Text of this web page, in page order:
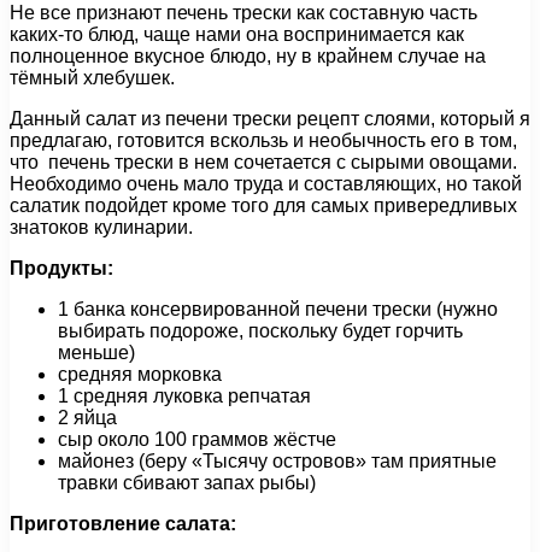
Не все признают печень трески как составную часть
каких-то блюд, чаще нами она воспринимается как
полноценное вкусное блюдо, ну в крайнем случае на
тёмный хлебушек.
Данный салат из печени трески рецепт слоями, который я
предлагаю, готовится вскользь и необычность его в том,
что печень трески в нем сочетается с сырыми овощами.
Необходимо очень мало труда и составляющих, но такой
салатик подойдет кроме того для самых привередливых
знатоков кулинарии.
Продукты:
1 банка консервированной печени трески (нужно
выбирать подороже, поскольку будет горчить
меньше)
средняя морковка
1 средняя луковка репчатая
2 яйца
сыр около 100 граммов жёстче
майонез (беру «Тысячу островов» там приятные
травки сбивают запах рыбы)
Приготовление салата: